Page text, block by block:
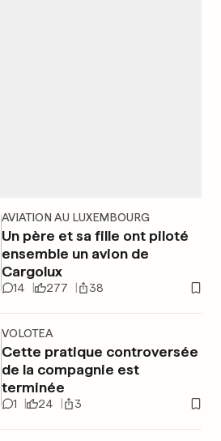
AVIATION AU LUXEMBOURG
Un père et sa fille ont piloté
ensemble un avion de
Cargolux
14 277 38
VOLOTEA
Cette pratique controversée
de la compagnie est
terminée
1 24 3